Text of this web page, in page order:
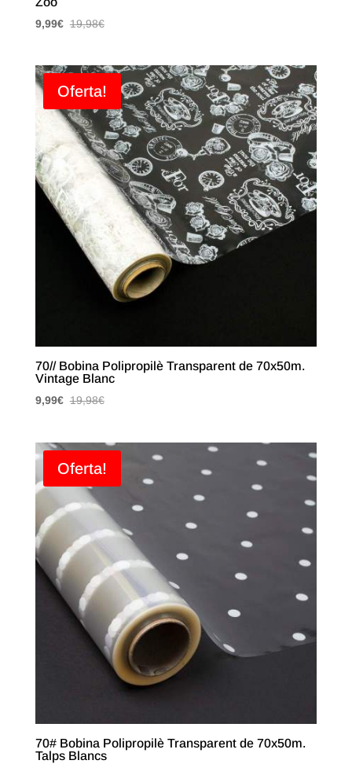
9,99€ 19,98€
Oferta!
70// Bobina Polipropilè Transparent de 70x50m.
Vintage Blanc
9,99€ 19,98€
Oferta!
70# Bobina Polipropilè Transparent de 70x50m.
Talps Blancs